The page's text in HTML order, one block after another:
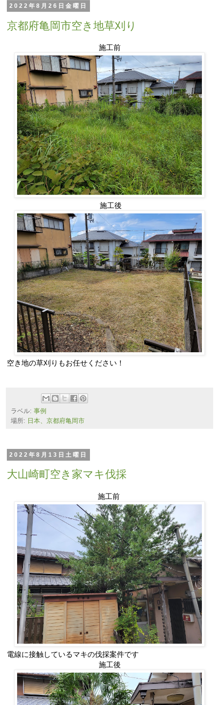
2022年8月26日金曜日
京都府亀岡市空き地草刈り
施工前
施工後
空き地の草刈りもお任せください！
ラベル: 事例
場所: 日本、京都府亀岡市
2022年8月13日土曜日
大山崎町空き家マキ伐採
施工前
電線に接触しているマキの伐採案件です
施工後